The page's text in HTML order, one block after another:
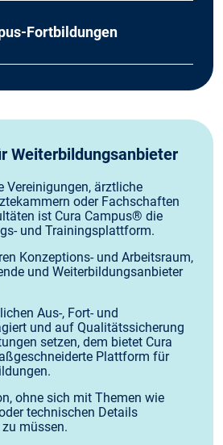
Fortbildungen
Weiterbildungsanbieter
Vereinigungen, ärztliche
oder Fachschaften
ist Cura Campus® die
und Trainingsplattform.
Konzeptions- und Arbeitsraum,
und Weiterbildungsanbieter
Aus-, Fort- und
und auf Qualitätssicherung
setzen, dem bietet Cura
Plattform für
ohne sich mit Themen wie
technischen Details
müssen.